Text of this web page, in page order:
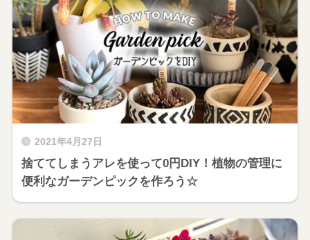
2021年4月27日
捨ててしまうアレを使って0円DIY！植物の管理に
便利なガーデンピックを作ろう☆